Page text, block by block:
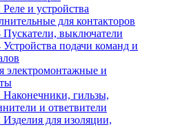
Реле и устройства
для контакторов
Пускатели, выключатели
Устройства подачи команд и
электромонтажные и
Наконечники, гильзы,
и ответвители
Изделия для изоляции,